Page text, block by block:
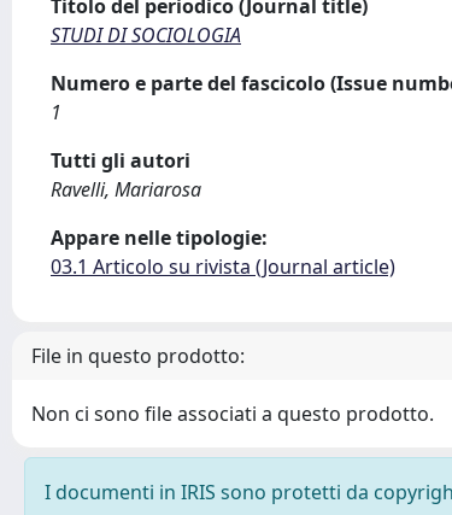
Titolo del periodico (Journal title)
STUDI DI SOCIOLOGIA
Numero e parte del fascicolo (Issue
1
Tutti gli autori
Ravelli, Mariarosa
Appare nelle tipologie:
03.1 Articolo su rivista (Journal article)
File in questo prodotto:
Non ci sono file associati a questo prodotto.
I documenti in IRIS sono protetti da